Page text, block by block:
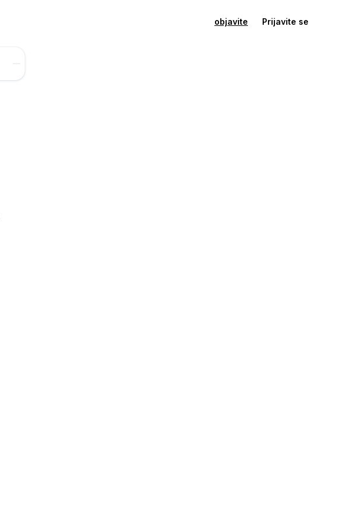
objavite Prijavite se